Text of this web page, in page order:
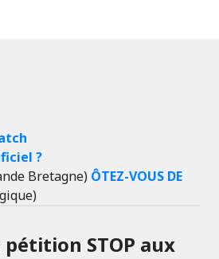
?
Bretagne) ÔTEZ-VOUS DE
STOP aux